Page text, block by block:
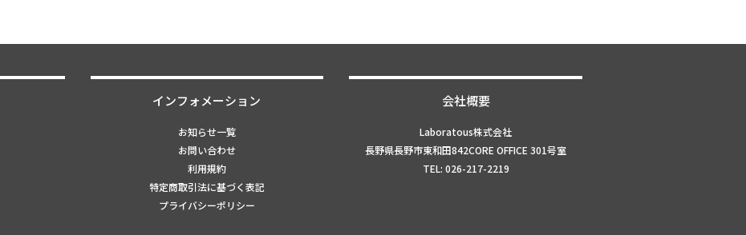
インフォメーション
お知らせ一覧
お問い合わせ
利用規約
特定商取引法に基づく表記
プライバシーポリシー
会社概要
Laboratous株式会社
長野県長野市東和田842CORE OFFICE 301号室
TEL: 026-217-2219